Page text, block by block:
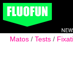
Matos Tests